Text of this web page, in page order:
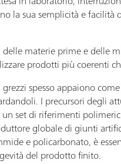
la sua semplicità e
materie prime e delle
prodotti più coerenti
spesso appaiono
I precursori degli
set di riferimenti
globale di giunti
e policarbonato, è
del prodotto finito.